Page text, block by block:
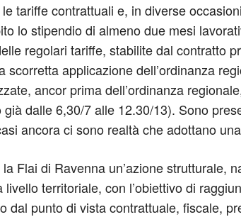
tariffe contrattuali e, in diverse
lo stipendio di almeno due mesi
regolari tariffe, stabilite dal contratto
applicazione dell’ordinanza
ancor prima dell’ordinanza
dalle 6,30/7 alle 12.30/13). Sono
ancora ci sono realtà che adottano
Flai di Ravenna un’azione
territoriale, con l’obiettivo di
dal punto di vista contrattuale, fiscale,